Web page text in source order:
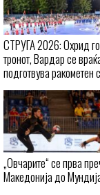
СТРУГА 2026: Охрид
тронот, Вардар се
подготвува ракометен
„Овчарите“ се прва
Македонија до